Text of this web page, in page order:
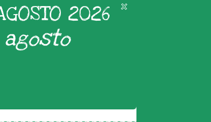
2026